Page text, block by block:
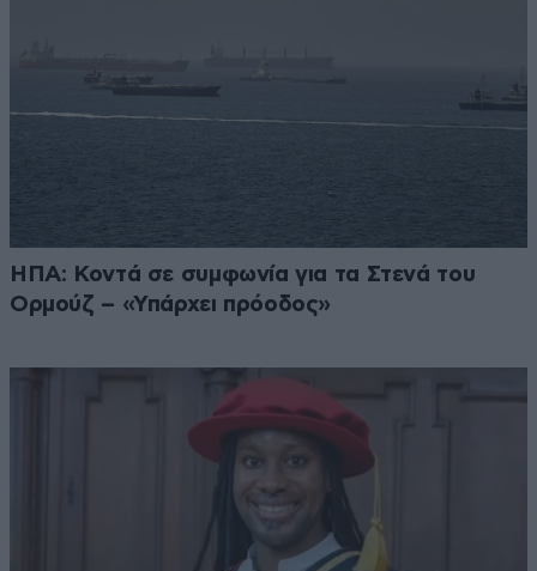
ΗΠΑ: Κοντά σε συμφωνία για τα Στενά του
Ορμούζ – «Υπάρχει πρόοδος»